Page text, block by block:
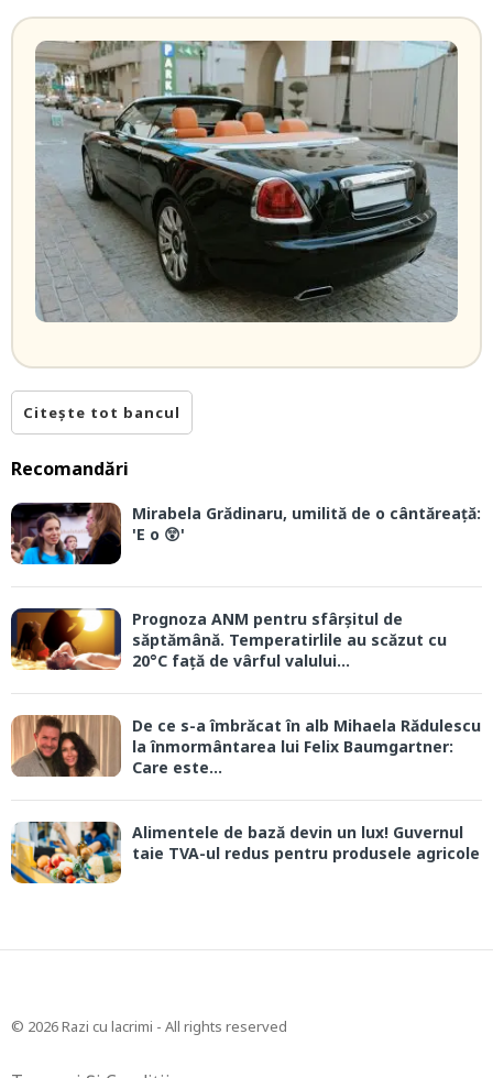
Citește tot bancul
Recomandări
Mirabela Grădinaru, umilită de o cântăreață:
'E o 😲'
Prognoza ANM pentru sfârșitul de
săptămână. Temperatirlile au scăzut cu
20°C față de vârful valului...
De ce s-a îmbrăcat în alb Mihaela Rădulescu
la înmormântarea lui Felix Baumgartner:
Care este...
Alimentele de bază devin un lux! Guvernul
taie TVA-ul redus pentru produsele agricole
© 2026 Razi cu lacrimi - All rights reserved